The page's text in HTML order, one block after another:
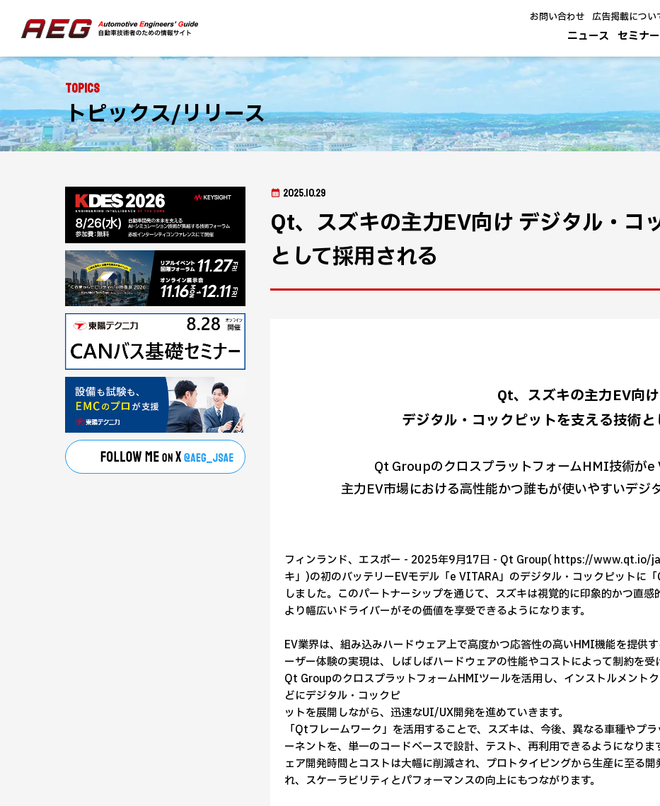
ニュース セミナー
お問い合わせ 広告掲載につい
Topics
トピックス/リリース
2025.10.29
Qt、スズキの主力EV向け デジタル・コ
として採用される
Qt、スズキの主力EV向け
デジタル・コックピットを支える技術
Qt GroupのクロスプラットフォームHMI技術がe
主力EV市場における高性能かつ誰もが使いやすいデジ
フィンランド、エスポー - 2025年9月17日 - Qt Group( https://www.qt.io/
キ」)の初のバッテリーEVモデル「e VITARA」のデジタル・コックピットに
しました。このパートナーシップを通じて、スズキは視覚的に印象的かつ直感
より幅広いドライバーがその価値を享受できるようになります。
EV業界は、組み込みハードウェア上で高度かつ応答性の高いHMI機能を提供
ーザー体験の実現は、しばしばハードウェアの性能やコストによって制約を
Qt GroupのクロスプラットフォームHMIツールを活用し、インストルメント
どにデジタル・コックピ
ットを展開しながら、迅速なUI/UX開発を進めていきます。
「Qtフレームワーク」を活用することで、スズキは、今後、異なる車種やプ
ーネントを、単一のコードベースで設計、テスト、再利用できるようになり
ェア開発時間とコストは大幅に削減され、プロトタイピングから生産に至る
れ、スケーラビリティとパフォーマンスの向上にもつながります。